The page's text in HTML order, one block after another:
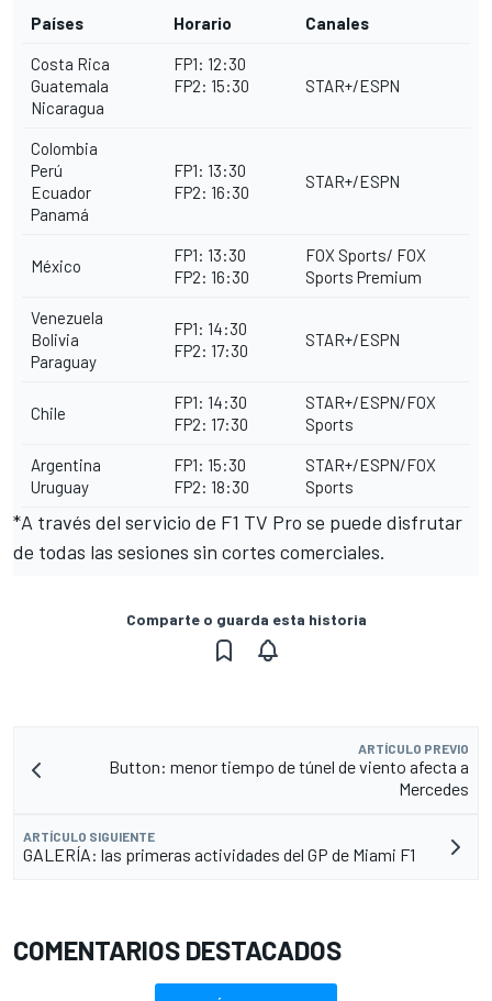
Países Horario Canales
Costa Rica
Guatemala
Nicaragua
FP1: 12:30
FP2: 15:30
STAR+/ESPN
Colombia
Perú
Ecuador
Panamá
FP1: 13:30
FP2: 16:30
STAR+/ESPN
México
FP1: 13:30
FP2: 16:30
FOX Sports/ FOX
Sports Premium
Venezuela
Bolivia
Paraguay
FP1: 14:30
FP2: 17:30
STAR+/ESPN
Chile
FP1: 14:30
FP2: 17:30
STAR+/ESPN/FOX
Sports
Argentina
Uruguay
FP1: 15:30
FP2: 18:30
STAR+/ESPN/FOX
Sports
*A través del servicio de F1 TV Pro se puede disfrutar
de todas las sesiones sin cortes comerciales.
Comparte o guarda esta historia
ARTÍCULO PREVIO
Button: menor tiempo de túnel de viento afecta a
Mercedes
ARTÍCULO SIGUIENTE
GALERÍA: las primeras actividades del GP de Miami F1
COMENTARIOS DESTACADOS